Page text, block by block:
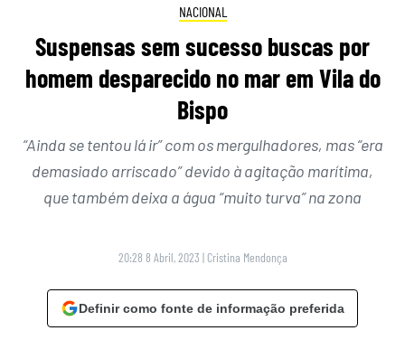
NACIONAL
Suspensas sem sucesso buscas por
homem desparecido no mar em Vila do
Bispo
“Ainda se tentou lá ir” com os mergulhadores, mas “era
demasiado arriscado” devido à agitação marítima,
que também deixa a água “muito turva” na zona
20:28 8 Abril, 2023 | Cristina Mendonça
Definir como fonte de informação preferida